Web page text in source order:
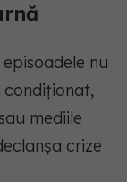
nu
mediile
crize